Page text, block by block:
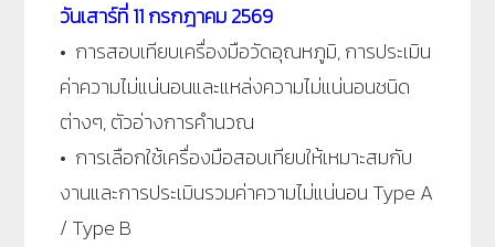
วันเสาร์ที่11 กรกฎาคม 2569
• การสอบเทียบเครื่องมือวัดอุณหภูมิ, การประเมิน
ค่าความไม่แน่นอนและแหล่งความไม่แน่นอนชนิด
ต่างๆ, ตัวอ่างการคำนวณ
• การเลือกใช้เครื่องมือสอบเทียบให้เหมาะสมกับ
งานและการประเมินรวมค่าความไม่แน่นอน Type A
/ Type B